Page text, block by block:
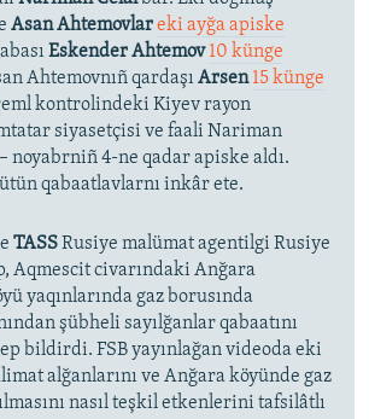
Asan Ahtemovlareki ayğa apiske
Eskender Ahtemov 10 künge
Ahtemovnıñ qardaşı Arsen15 künge
kontrolindeki Kiyev rayon
siyasetçisi ve faali Nariman
noyabrniñ 4-ne qadar apiske aldı.
qabaatlavlarnı inkâr ete.
TASSRusiye malümat agentilgi Rusiye
Aqmescit civarındaki Anğara
yaqınlarında gaz borusında
şübheli sayılğanlar qabaatını
bildirdi. FSB yayınlağan videoda eki
alğanlarını ve Anğara köyünde gaz
nasıl teşkil etkenlerini tafsilâtlı